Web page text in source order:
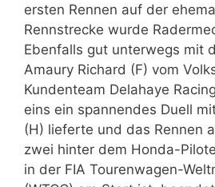
ersten Rennen auf der
Rennstrecke wurde
Ebenfalls gut unterwegs mit
Amaury Richard (F) vom
Kundenteam Delahaye
eins ein spannendes Duell
(H) lieferte und das Rennen
zwei hinter dem Honda-
in der FIA Tourenwagen-